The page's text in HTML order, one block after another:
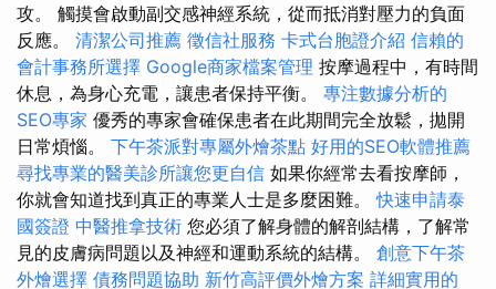
攻。 觸摸會啟動副交感神經系統，從而抵消對壓力的負面
反應。 清潔公司推薦 徵信社服務 卡式台胞證介紹 信賴的
會計事務所選擇 Google商家檔案管理 按摩過程中，有時間
休息，為身心充電，讓患者保持平衡。 專注數據分析的
SEO專家 優秀的專家會確保患者在此期間完全放鬆，拋開
日常煩惱。 下午茶派對專屬外燴茶點 好用的SEO軟體推薦
尋找專業的醫美診所讓您更自信 如果你經常去看按摩師，
你就會知道找到真正的專業人士是多麼困難。快速申請泰
國簽證 中醫推拿技術 您必須了解身體的解剖結構，了解常
見的皮膚病問題以及神經和運動系統的結構。 創意下午茶
外燴選擇 債務問題協助 新竹高評價外燴方案 詳細實用的